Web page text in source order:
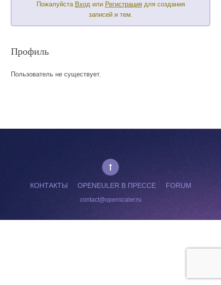
Пожалуйста Входили Регистрациядля создания
записей и тем.
Профиль
Пользователь не существует.
КОНТАКТЫ OPENEULER В ПРЕССЕ FORUM
contact@openscaler.ru